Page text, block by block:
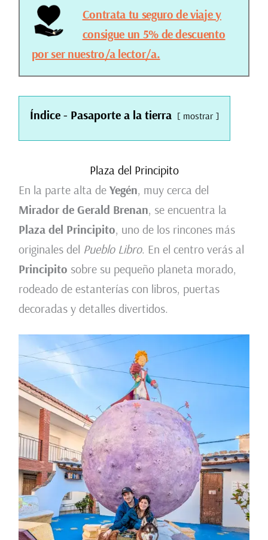
Contrata tu seguro de viaje y
consigue un 5% de descuento
por ser nuestro/a lector/a.
Índice - Pasaporte a la tierra mostrar
Plaza del Principito
En la parte alta de Yegén, muy cerca del
Mirador de Gerald Brenan, se encuentra la
Plaza del Principito, uno de los rincones más
originales del Pueblo Libro. En el centro verás al
Principito sobre su pequeño planeta morado,
rodeado de estanterías con libros, puertas
decoradas y detalles divertidos.